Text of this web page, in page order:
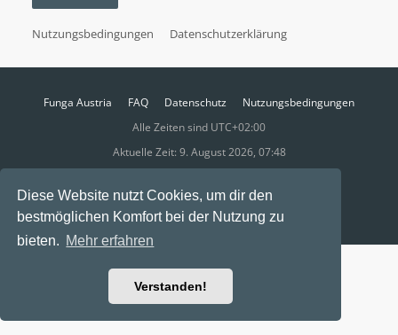
Diese Website nutzt Cookies, um dir den
bestmöglichen Komfort bei der Nutzung zu
bieten. Mehr erfahren
Verstanden!
Nutzungsbedingungen Datenschutzerklärung
Funga Austria FAQ Datenschutz
Nutzungsbedingungen
Alle Zeiten sind UTC+02:00
Aktuelle Zeit: 9. August 2026, 07:48
Ravaio Theme byGramziu